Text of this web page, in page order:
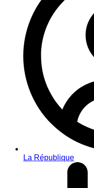
La République